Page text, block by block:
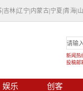
吉林 |辽宁 内蒙古 宁夏 青海
新闻热
投稿邮
娱乐 创客